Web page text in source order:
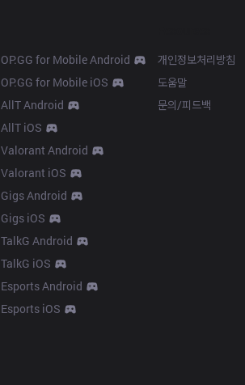
OP.GG for Mobile Android
OP.GG for Mobile iOS
AllT Android
AllT iOS
Valorant Android
Valorant iOS
Gigs Android
Gigs iOS
TalkG Android
TalkG iOS
Esports Android
Esports iOS
개인정보처리방침
도움말
문의/피드백